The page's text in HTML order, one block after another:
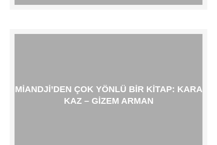
MIANDJI’DEN ÇOK YÖNLÜ BIR KITAP: KARA
KAZ – GIZEM ARMAN